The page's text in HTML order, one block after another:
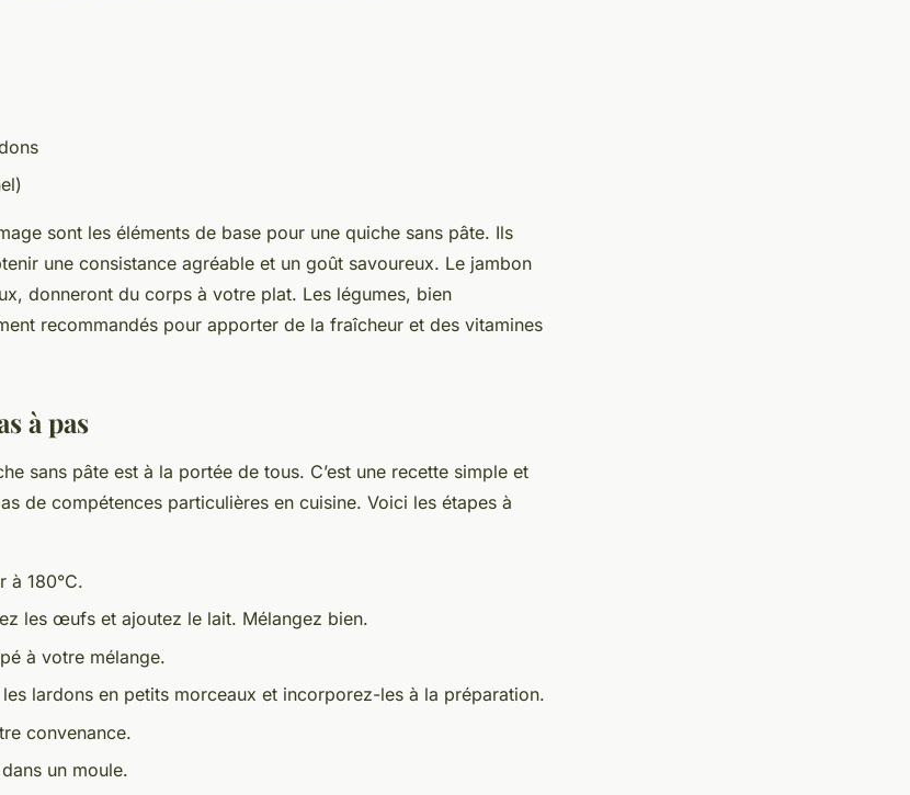
sont les éléments de base pour une quiche sans pâte. Ils
une consistance agréable et un goût savoureux. Le jambon
donneront du corps à votre plat. Les légumes, bien
recommandés pour apporter de la fraîcheur et des vitamines
à pas
sans pâte est à la portée de tous. C’est une recette simple et
de compétences particulières en cuisine. Voici les étapes à
à 180°C.
les œufs et ajoutez le lait. Mélangez bien.
à votre mélange.
lardons en petits morceaux et incorporez-les à la préparation.
convenance.
un moule.